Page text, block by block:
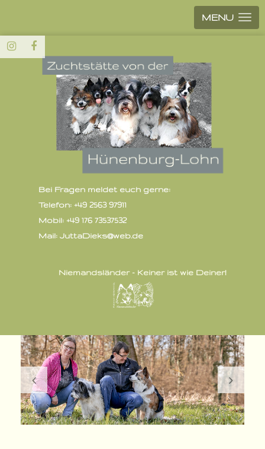
MENU
Bei Fragen meldet euch gerne:
Telefon: +49 2563 97911
Mobil: +49 176 73537532
Mail: JuttaDieks@web.de
Niemandsländer - Keiner ist wie Deiner!